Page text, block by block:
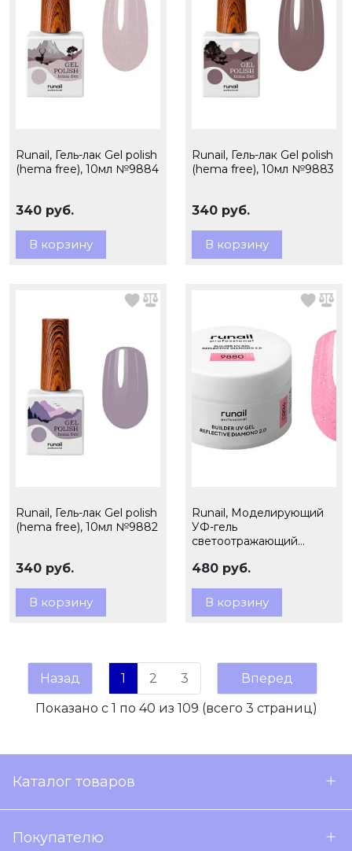
Runail, Гель-лак Gel polish
(hema free), 10мл №9884
340 руб.
В корзину
Runail, Гель-лак Gel polish
(hema free), 10мл №9883
340 руб.
В корзину
Runail, Гель-лак Gel polish
(hema free), 10мл №9882
340 руб.
В корзину
Runail, Моделирующий
УФ-гель
светоотражающий
REFLECTIVE DIAMOND
480 руб.
В корзину
Назад 1 2 3
Вперед
Показано с 1 по 40 из 109 (всего 3 страниц)
Каталог товаров
Покупателю